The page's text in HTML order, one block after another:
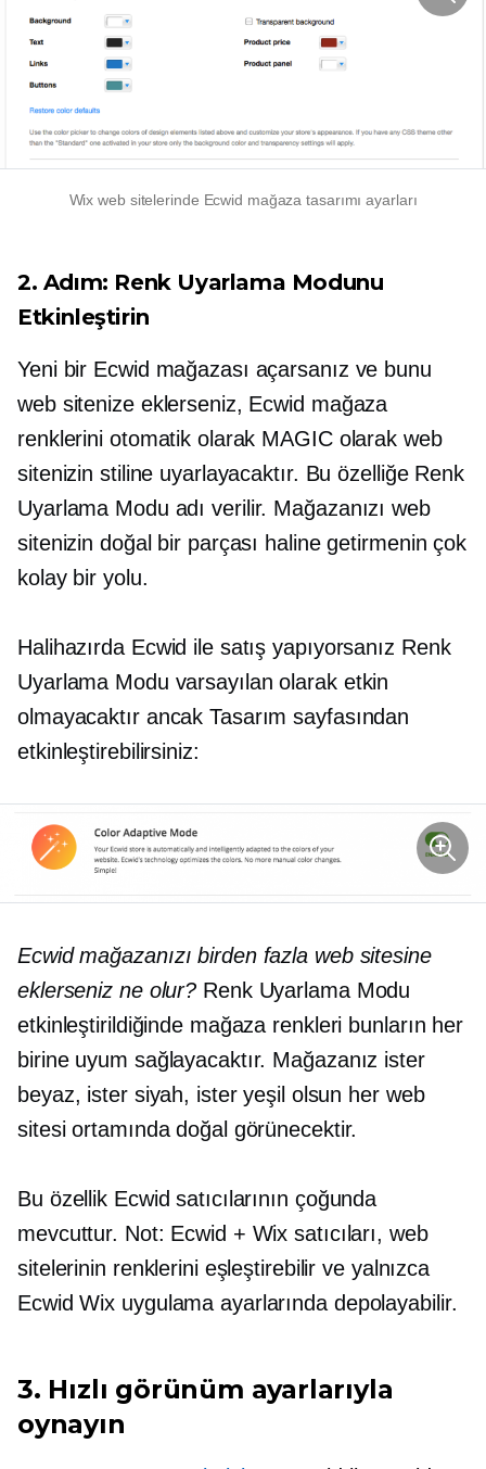
Wix web sitelerinde Ecwid mağaza tasarımı ayarları
2. Adım: Renk Uyarlama Modunu
Etkinleştirin
Yeni bir Ecwid mağazası açarsanız ve bunu
web sitenize eklerseniz, Ecwid mağaza
renklerini otomatik olarak MAGIC olarak web
sitenizin stiline uyarlayacaktır. Bu özelliğe Renk
Uyarlama Modu adı verilir. Mağazanızı web
sitenizin doğal bir parçası haline getirmenin çok
kolay bir yolu.
Halihazırda Ecwid ile satış yapıyorsanız Renk
Uyarlama Modu varsayılan olarak etkin
olmayacaktır ancak Tasarım sayfasından
etkinleştirebilirsiniz:
Ecwid mağazanızı birden fazla web sitesine
eklerseniz ne olur? Renk Uyarlama Modu
etkinleştirildiğinde mağaza renkleri bunların her
birine uyum sağlayacaktır. Mağazanız ister
beyaz, ister siyah, ister yeşil olsun her web
sitesi ortamında doğal görünecektir.
Bu özellik Ecwid satıcılarının çoğunda
mevcuttur. Not: Ecwid + Wix satıcıları, web
sitelerinin renklerini eşleştirebilir ve yalnızca
Ecwid Wix uygulama ayarlarında depolayabilir.
3. Hızlı görünüm ayarlarıyla
oynayın